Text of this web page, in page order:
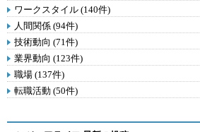
ワークスタイル (140件)
人間関係 (94件)
技術動向 (71件)
業界動向 (123件)
職場 (137件)
転職活動 (50件)